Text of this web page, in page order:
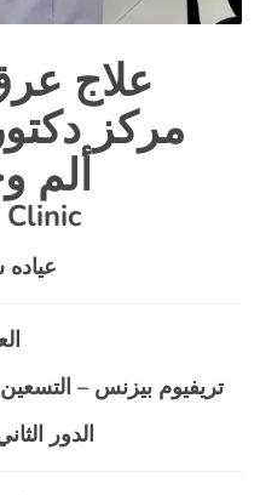
علاج
مركز
ألم
تريفيوم بيزنس –
الدور